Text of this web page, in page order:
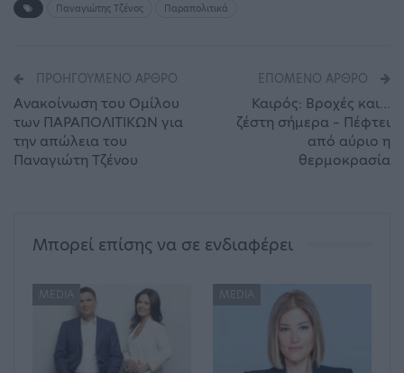
Παναγιώτης Τζένος Παραπολιτικά
ΠΡΟΗΓΟΎΜΕΝΟ ΆΡΘΡΟ
Ανακοίνωση του Ομίλου
των ΠΑΡΑΠΟΛΙΤΙΚΩΝ για
την απώλεια του
Παναγιώτη Τζένου
ΕΠΌΜΕΝΟ ΆΡΘΡΟ
Καιρός: Βροχές και…
ζέστη σήμερα – Πέφτει
από αύριο η
θερμοκρασία
Μπορεί επίσης να σε ενδιαφέρει
MEDIA MEDIA